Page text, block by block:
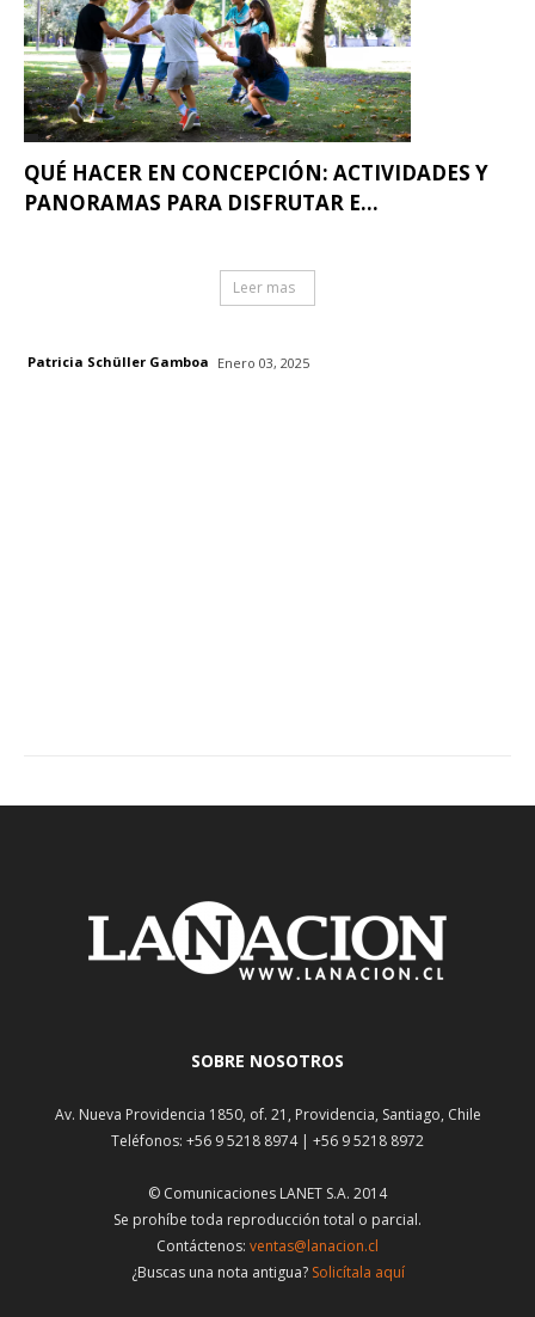
QUÉ HACER EN CONCEPCIÓN: ACTIVIDADES Y
PANORAMAS PARA DISFRUTAR E...
Leer mas
Patricia Schüller Gamboa Enero 03, 2025
SOBRE NOSOTROS
Av. Nueva Providencia 1850, of. 21, Providencia, Santiago, Chile
Teléfonos: +56 9 5218 8974 | +56 9 5218 8972
© Comunicaciones LANET S.A. 2014
Se prohíbe toda reproducción total o parcial.
Contáctenos: ventas@lanacion.cl
¿Buscas una nota antigua? Solicítala aquí